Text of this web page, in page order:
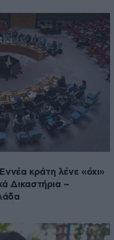
κράτη λένε «όχι»
Δικαστήρια –